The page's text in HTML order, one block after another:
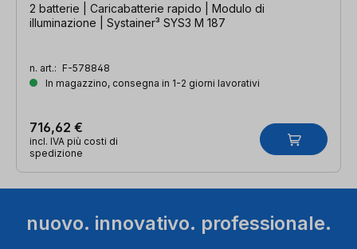
2 batterie | Caricabatterie rapido | Modulo di
illuminazione | Systainer³ SYS3 M 187
n. art.: F-578848
In magazzino, consegna in 1-2 giorni lavorativi
716,62 €
incl. IVA più costi di
spedizione
nuovo. innovativo. professionale.